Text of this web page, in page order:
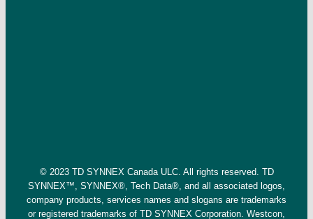
© 2023 TD SYNNEX Canada ULC. All rights reserved. TD
SYNNEX™, SYNNEX®, Tech Data®, and all associated logos,
company products, services names and slogans are trademarks
or registered trademarks of TD SYNNEX Corporation. Westcon,